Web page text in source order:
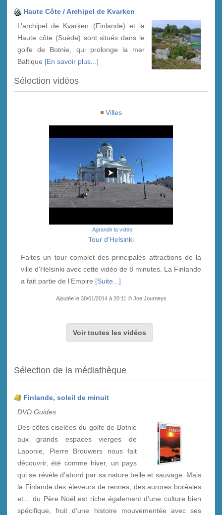
Haute Côte / Archipel de Kvarken
L’archipel de Kvarken (Finlande) et la
Haute côte (Suède) sont situés dans le
golfe de Botnie, qui prolonge la mer
Baltique [En savoir plus...]
Sélection vidéos
Villes
Agrandir la vidéo
Tour d'Helsinki
Faites un tour complet des principales attractions de la
ville d'Helsinki avec cette vidéo de 8 minutes. La Finlande
a fait partie de l’Empire [Suite...]
Ajoutée le 30/01/2014 à 20:11 © Joe Journeys
Voir toutes les vidéos
Sélection de la médiathèque
Finlande, soleil de minuit
DVD Guides
Des côtes ciselées du golfe de Botnie
aux grands espaces vierges de
Laponie, Pierre Brouwers nous fait
découvrir, été comme hiver, un pays
qui se révèle d'abord par sa nature belle et sauvage. Mais
la Finlande des éleveurs de rennes, des aurores boréales
et… du Père Noël est riche également d'une culture bien
spécifique, fruit d’une histoire mouvementée avec ses